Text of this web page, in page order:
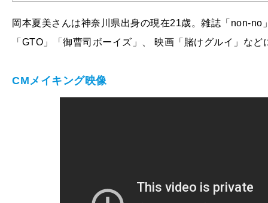
岡本夏美さんは神奈川県出身の現在21歳。雑誌「non-
「GTO」「御曹司ボーイズ」、 映画「賭けグルイ」など
CMメイキング映像